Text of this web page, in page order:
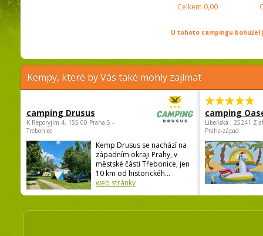
Celkem 0,00
U tohoto campingu
Kempy, které by Vás také mohly zajímat
camping Drusus
K Reporyjim 4, 155 00 Praha 5 -
Trebonice
Kemp Drusus se nachází na
západním okraji Prahy, v
městské části Třebonice, jen
10 km od historickéh...
web stránky
camping
Libeňská , 25241
Praha-západ